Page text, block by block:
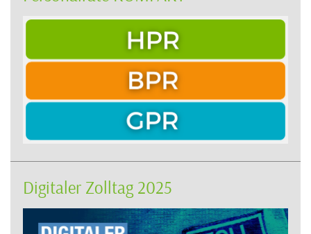
Digitaler Zolltag 2025